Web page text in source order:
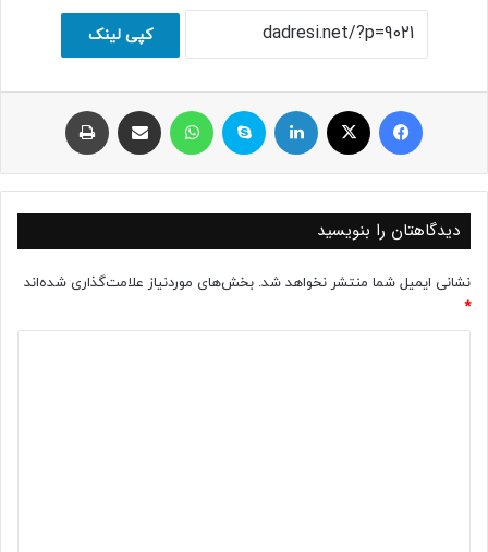
کپی لینک
فیسبوک ایکس لینکداین اسکایپ واتس آپ اشتراک با ایمیل
دیدگاهتان را بنویسید
نشانی ایمیل شما منتشر نخواهد شد. بخش‌های موردنیاز علامت‌گذاری شده‌اند
*